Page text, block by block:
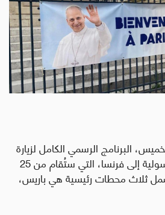
البرنامج الرسمي الكامل لزيارة
البابا لاون الرابع عشر الرسولية إلى فرنسا، التي ستُقام من 25
2026، وتشمل ثلاث محطات رئيسية هي باريس،